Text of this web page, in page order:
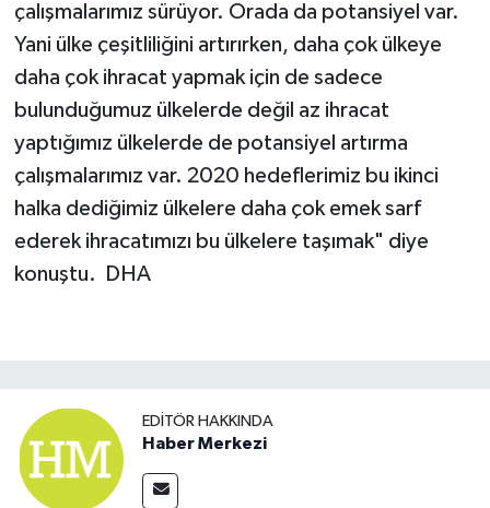
çalışmalarımız sürüyor. Orada da potansiyel var.
Yani ülke çeşitliliğini artırırken, daha çok ülkeye
daha çok ihracat yapmak için de sadece
bulunduğumuz ülkelerde değil az ihracat
yaptığımız ülkelerde de potansiyel artırma
çalışmalarımız var. 2020 hedeflerimiz bu ikinci
halka dediğimiz ülkelere daha çok emek sarf
ederek ihracatımızı bu ülkelere taşımak" diye
konuştu.
DHA
EDITÖR HAKKINDA
Haber Merkezi